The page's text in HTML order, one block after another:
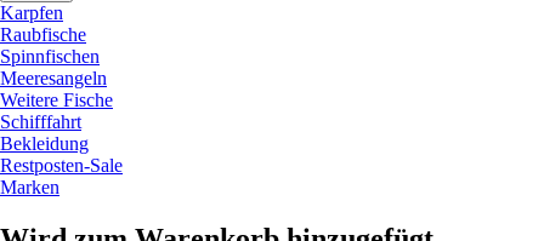
Karpfen
Raubfische
Spinnfischen
Meeresangeln
Weitere Fische
Schifffahrt
Bekleidung
Restposten-Sale
Marken